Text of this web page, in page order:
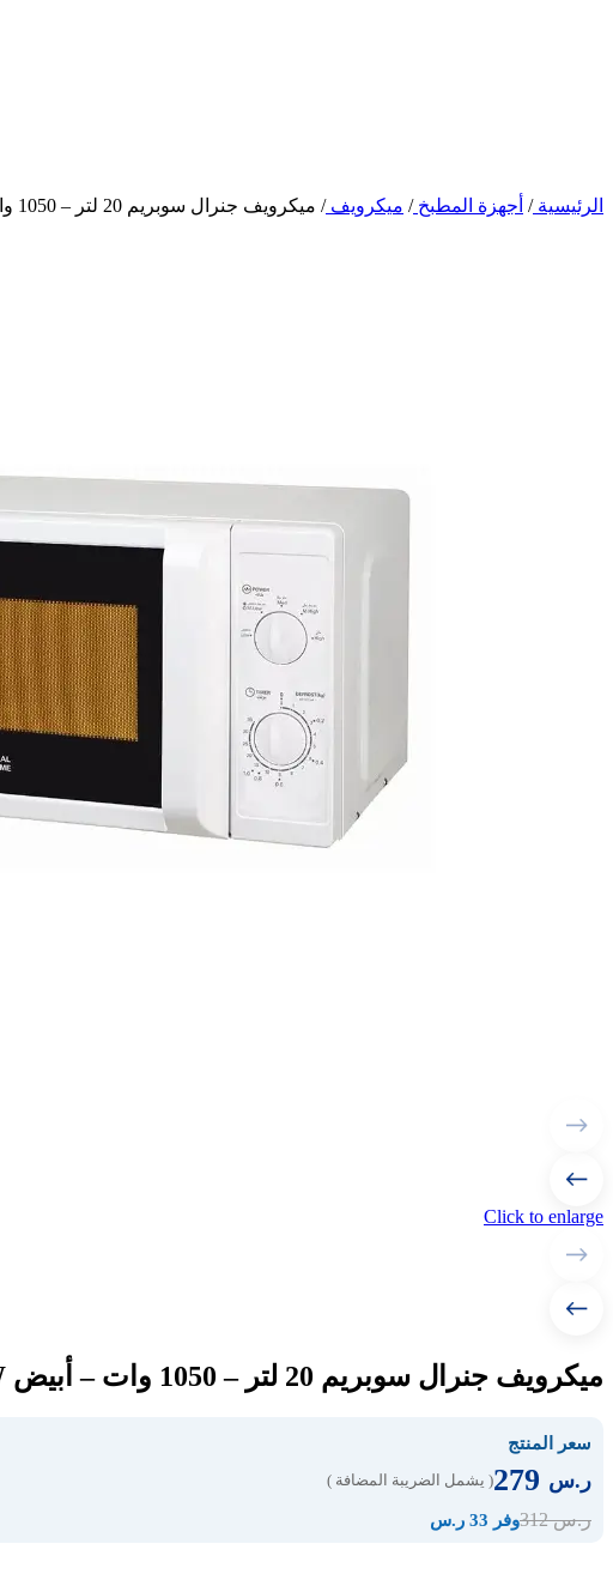
الرئيسية/ أجهزة المطبخ/ ميكرويف/ ميكرويف جنرال سوبريم 20 لتر – 1050 وات – أبيض GSM209W
Click to enlarge
ميكرويف جنرال سوبريم 20 لتر – 1050 وات – أبيض GSM209W
سعر المنتج
ر.س ( يشمل الضريبة المضافة )
ر.س312 وفر 33 ر.س